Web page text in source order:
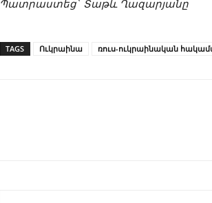
Պատրաստեց` Տաթև Ղազարյանը
TAGS Ուկրաինա ռուս-ուկրաինական